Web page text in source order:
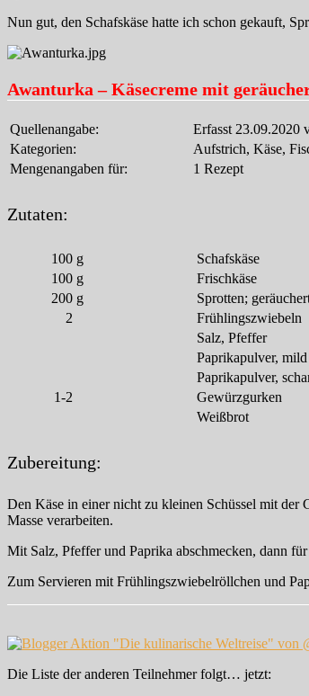
Nun gut, den Schafskäse hatte ich schon gekauft,
Awanturka – Käsecreme mit
Quellenangabe:
Erfasst 23.09.2020
Kategorien:
Aufstrich, Käse,
Mengenangaben für:
1 Rezept
Zutaten:
100 g
Schafskäse
100 g
Frischkäse
200 g
Sprotten;
2
Frühlingszwiebeln
Salz, Pfeffer
Paprikapulver, mild
Paprikapulver,
1-2
Gewürzgurken
Weißbrot
Zubereitung:
Den Käse in einer nicht zu kleinen Schüssel mit der
Masse verarbeiten.
Mit Salz, Pfeffer und Paprika abschmecken, dann
Zum Servieren mit Frühlingszwiebelröllchen und
Die Liste der anderen Teilnehmer folgt… jetzt: